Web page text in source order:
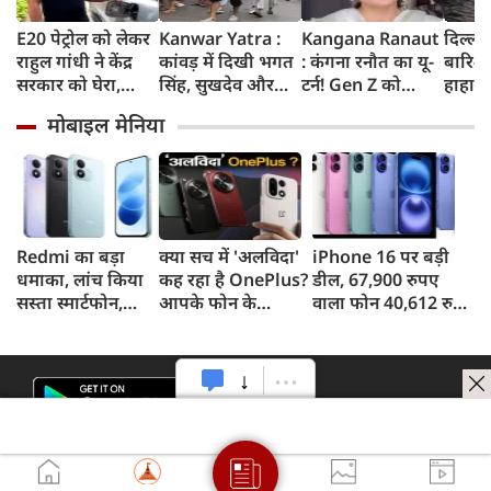
E20 पेट्रोल को लेकर
राहुल गांधी ने केंद्र
सरकार को घेरा,
लोगों की गाड़ियां हो
रहीं खराब, BJP ने
बताया खराब
पटकथा
Kanwar Yatra :
कांवड़ में दिखी भगत
सिंह, सुखदेव और
अमरगाथा,
शिवभक्तों ने अनोखे
अंदाज में दी
श्रद्धांजलि
Kangana Ranaut
: कंगना रनौत का यू-
टर्न! Gen Z को
'सबसे बड़ी ताकत',
कुछ दिन पहले
प्रदर्शनकारियों को
कहा था 'जेनरेशन
गटर'
जाम
सड़कों
तक
मोबाइल मेनिया
Redmi का बड़ा
धमाका, लांच किया
सस्ता स्मार्टफोन,
क्या सच में 'अलविदा'
कह रहा है OnePlus?
आपके फोन के
iPhone 16 पर बड़ी
डील, 67,900 रुपए
वाला फोन 40,612 रुपए